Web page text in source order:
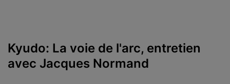
Kyudo: La voie de l'arc, entretien
avec Jacques Normand